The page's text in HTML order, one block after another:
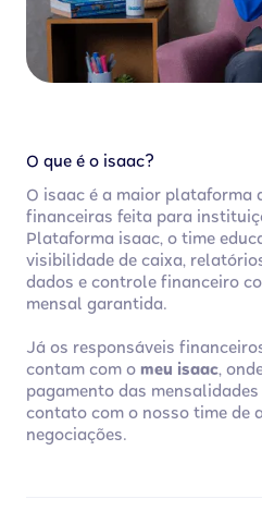
O que é o isaac?
O isaac é a maior plataforma
financeiras feita para
Plataforma isaac, o time
visibilidade de caixa,
dados e controle financeiro
mensal garantida.
Já os responsáveis
contam com o meu isaac,
pagamento das
contato com o nosso time de
negociações.